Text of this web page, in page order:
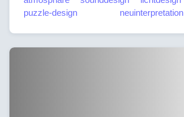
puzzle-design
neuinterpretation